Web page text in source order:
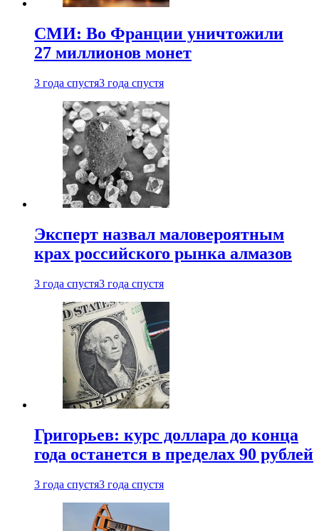
СМИ: Во Франции уничтожили
27 миллионов монет
3 года спустя3 года спустя
Эксперт назвал маловероятным
крах российского рынка алмазов
3 года спустя3 года спустя
Григорьев: курс доллара до конца
года останется в пределах 90 рублей
3 года спустя3 года спустя